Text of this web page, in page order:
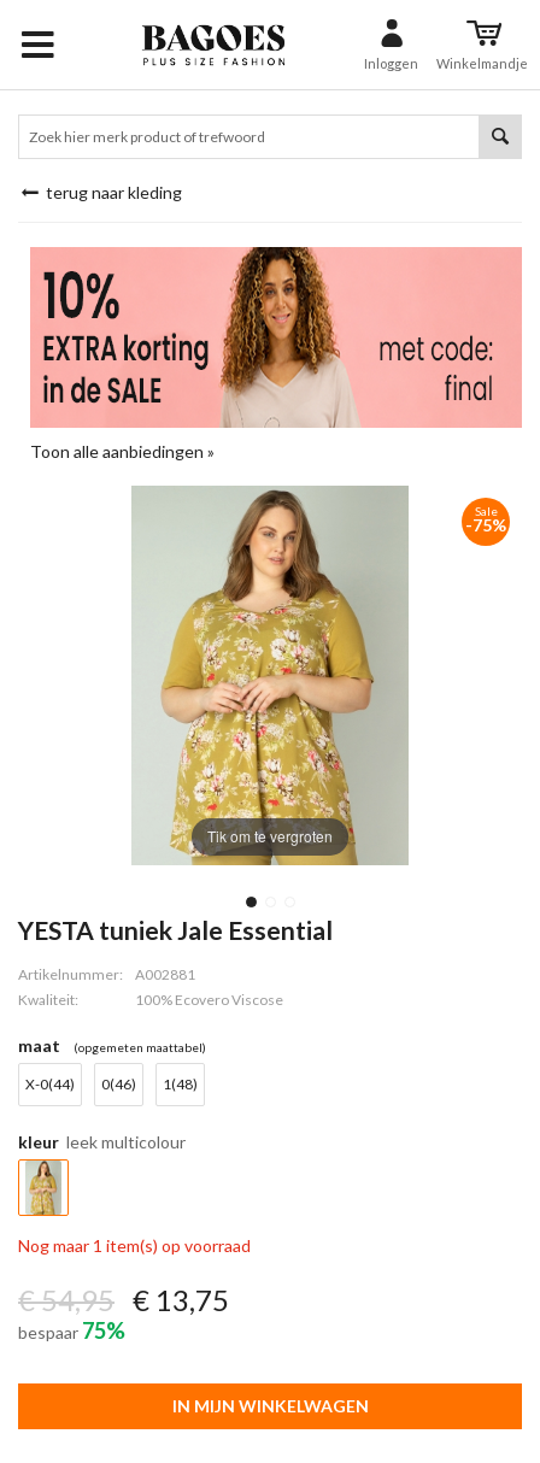
Inloggen Winkelmandje
terug naar kleding
Toon alle aanbiedingen »
Tik om te vergroten
Sale
-75%
YESTA tuniek Jale Essential
Artikelnummer:
A002881
Kwaliteit:
100% Ecovero Viscose
maat (opgemeten maattabel)
X-0(44) 0(46) 1(48)
kleur leek multicolour
Nog maar 1 item(s) op voorraad
€ 54,95 € 13,75
bespaar 75%
IN MIJN WINKELWAGEN